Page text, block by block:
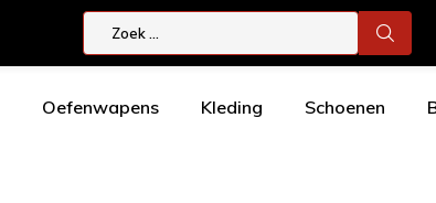
Oefenwapens Kleding Schoenen